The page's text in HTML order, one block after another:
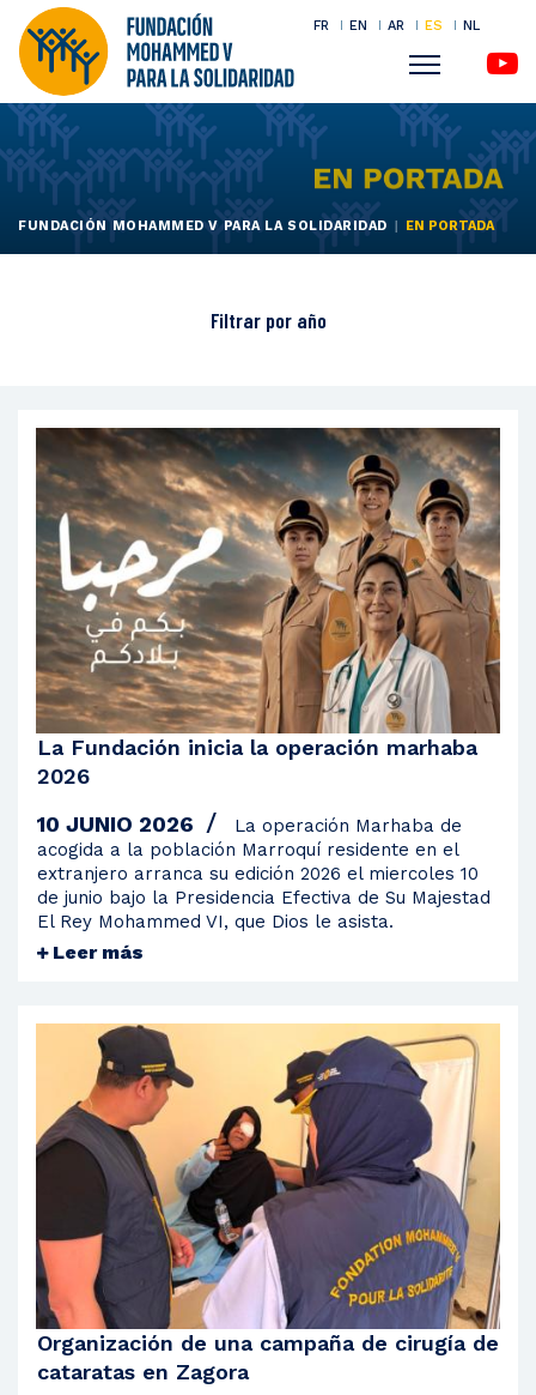
Pasar
al
contenido
principal
FR EN AR ES NL
Menu
FUNDACIÓN MOHAMMED V PARA LA SOLIDARIDAD EN PORTADA
Filtrar poraño
2025
2024
2023
2022
2021
2020
2019
2018
2017
2015
2014
2013
2010
2009
2008
La Fundación inicia la operación marhaba
2026
10 JUNIO 2026
La operación Marhaba de
acogida a la población Marroquí residente en el
extranjero arranca su edición 2026 el miercoles 10
de junio bajo la Presidencia Efectiva de Su Majestad
El Rey Mohammed VI, que Dios le asista.
Leer más
Organización de una campaña de cirugía de
cataratas en Zagora